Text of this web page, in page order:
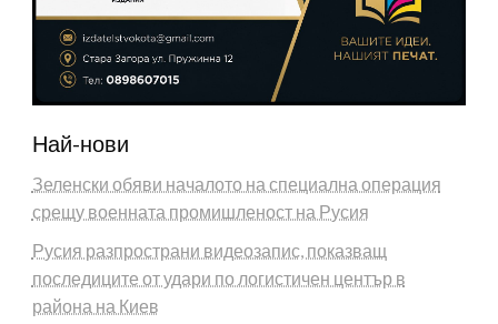
Най-нови
Зеленски обяви началото на специална операция
срещу военната промишленост на Русия
Русия разпространи видеозапис, показващ
последиците от удари по логистичен център в
района на Киев